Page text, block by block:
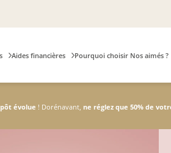
Aides financières Pourquoi choisir Nos aimés ?
évolue ! Dorénavant, ne réglez que 50% de